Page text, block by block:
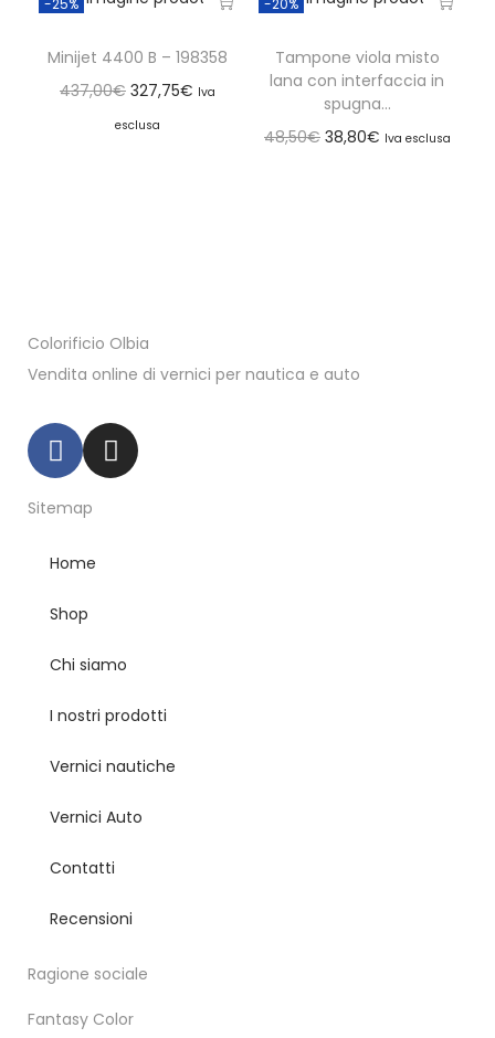
-25%
Minijet 4400 B – 198358
437,00€ 327,75€ Iva
esclusa
-20%
Tampone viola misto
lana con interfaccia in
spugna...
48,50€ 38,80€ Iva esclusa
Colorificio Olbia
Vendita online di vernici per nautica e auto
Sitemap
Home
Shop
Chi siamo
I nostri prodotti
Vernici nautiche
Vernici Auto
Contatti
Recensioni
Ragione sociale
Fantasy Color